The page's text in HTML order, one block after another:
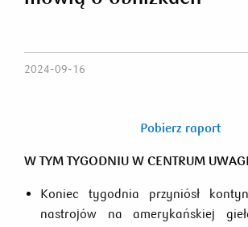
Nieruchomości
Fundusze inwestycyjne
Newsletter
800 302 302
2024-09-16
Pobierz raport
W TYM TYGODNIU W CENTRUM UWAGI
Koniec tygodnia przyniósł
nastrojów na amerykańskiej